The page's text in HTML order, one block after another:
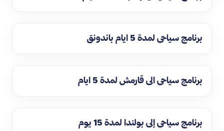
برنامج سياحي لمدة 5 ايام باندونق
برنامج سياحي الى قارمش لمدة 5 ايام
برنامج سياحي إلى بولندا لمدة 15 يوم